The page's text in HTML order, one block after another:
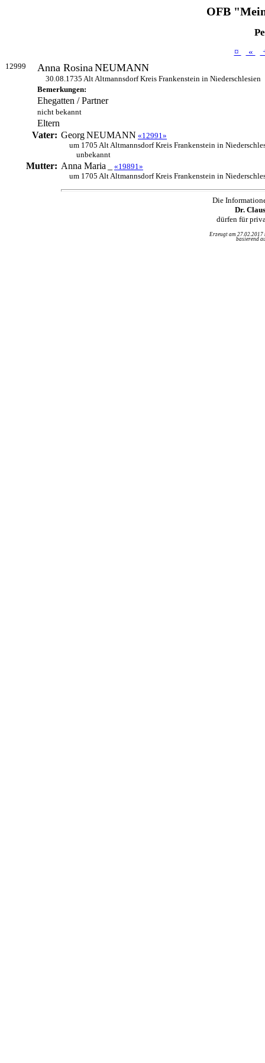
OFB
¤ «
12999 Anna RosinaNEUMANN
30.08.1735 Alt Altmannsdorf Kreis Frankenstein in Niederschlesien
Bemerkungen:
Ehegatten / Partner
nicht bekannt
Eltern
Vater: GeorgNEUMANN «12991»
um 1705 Alt Altmannsdorf Kreis Frankenstein in
unbekannt
Mutter: Anna Maria
«19891»
um 1705 Alt Altmannsdorf Kreis Frankenstein in
Die
Dr.
dürfen für
Erzeugt am
basierend